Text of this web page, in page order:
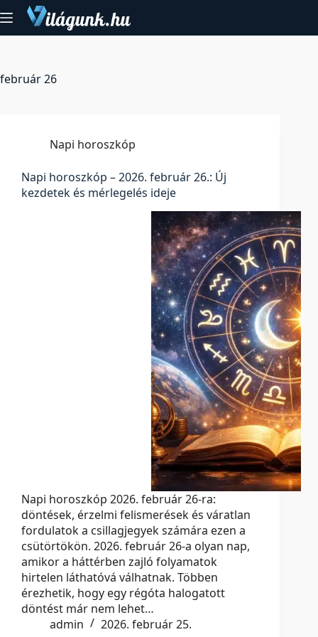
to
content
február 26
Napi horoszkóp
Napi horoszkóp – 2026. február 26.: Új
kezdetek és mérlegelés ideje
Napi horoszkóp 2026. február 26-ra:
döntések, érzelmi felismerések és váratlan
fordulatok a csillagjegyek számára ezen a
csütörtökön. 2026. február 26-a olyan nap,
amikor a háttérben zajló folyamatok
hirtelen láthatóvá válhatnak. Többen
érezhetik, hogy egy régóta halogatott
döntést már nem lehet…
admin
2026. február 25.